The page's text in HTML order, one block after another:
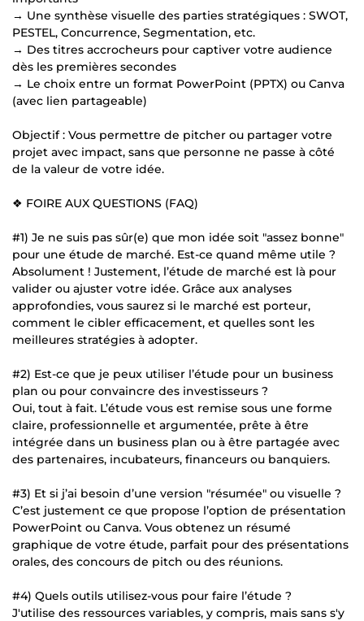
→ Une synthèse visuelle des parties stratégiques : SWOT,
PESTEL, Concurrence, Segmentation, etc.
→ Des titres accrocheurs pour captiver votre audience
dès les premières secondes
→ Le choix entre un format PowerPoint (PPTX) ou Canva
(avec lien partageable)
Objectif : Vous permettre de pitcher ou partager votre
projet avec impact, sans que personne ne passe à côté
de la valeur de votre idée.
❖ FOIRE AUX QUESTIONS (FAQ)
#1) Je ne suis pas sûr(e) que mon idée soit "assez bonne"
pour une étude de marché. Est-ce quand même utile ?
Absolument ! Justement, l’étude de marché est là pour
valider ou ajuster votre idée. Grâce aux analyses
approfondies, vous saurez si le marché est porteur,
comment le cibler efficacement, et quelles sont les
meilleures stratégies à adopter.
#2) Est-ce que je peux utiliser l’étude pour un business
plan ou pour convaincre des investisseurs ?
Oui, tout à fait. L’étude vous est remise sous une forme
claire, professionnelle et argumentée, prête à être
intégrée dans un business plan ou à être partagée avec
des partenaires, incubateurs, financeurs ou banquiers.
#3) Et si j’ai besoin d’une version "résumée" ou visuelle ?
C’est justement ce que propose l’option de présentation
PowerPoint ou Canva. Vous obtenez un résumé
graphique de votre étude, parfait pour des présentations
orales, des concours de pitch ou des réunions.
#4) Quels outils utilisez-vous pour faire l’étude ?
J'utilise des ressources variables, y compris, mais sans s'y